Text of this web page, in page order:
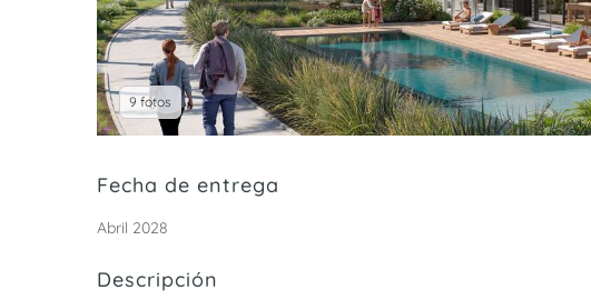
9 fotos
Fecha de entrega
Abril 2028
Descripción